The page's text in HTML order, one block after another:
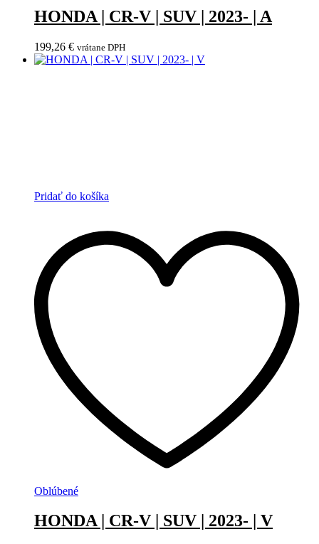
HONDA | CR-V | SUV | 2023- | A
199,26 € vrátane DPH
Pridať do košíka
Oblúbené
HONDA | CR-V | SUV | 2023- | V